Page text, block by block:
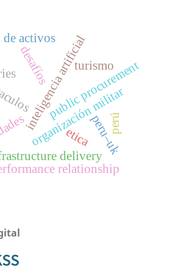
inteligencia artificial
etica
organización militar
peru–uk
public procurement
delivery
relationship
desafíos
de activos
perú
turismo